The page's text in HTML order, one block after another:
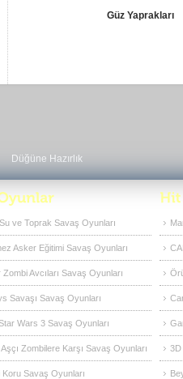
Güz Yaprakları
Düğüne Hazırlık
ve Toprak Savaş Oyunları
Asker Eğitimi Savaş Oyunları
Avcıları Savaş Oyunları
Savaşı Savaş Oyunları
Wars 3 Savaş Oyunları
Aşçı Zombilere Karşı Savaş Oyunları
Koru Savaş Oyunları
3D